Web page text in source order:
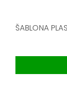
ŠABLONA